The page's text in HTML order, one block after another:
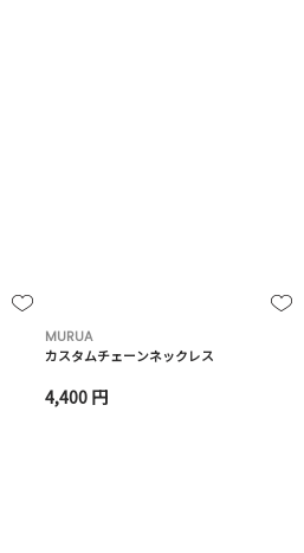
MURUA
カスタムチェーンネックレス
4,400 円